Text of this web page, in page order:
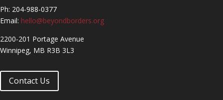
Ph: 204-988-0377
Email: hello@beyondborders.org
2200-201 Portage Avenue
Winnipeg, MB R3B 3L3
Contact Us